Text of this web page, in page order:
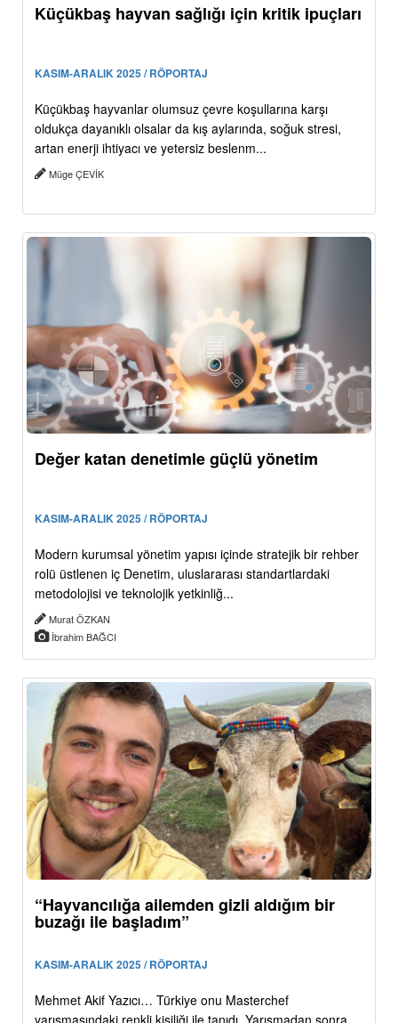
Küçükbaş hayvan sağlığı için kritik ipuçları
KASIM-ARALIK 2025 / RÖPORTAJ
Küçükbaş hayvanlar olumsuz çevre koşullarına karşı
oldukça dayanıklı olsalar da kış aylarında, soğuk stresi,
artan enerji ihtiyacı ve yetersiz beslenm...
Müge ÇEVİK
Değer katan denetimle güçlü yönetim
KASIM-ARALIK 2025 / RÖPORTAJ
Modern kurumsal yönetim yapısı içinde stratejik bir rehber
rolü üstlenen iç Denetim, uluslararası standartlardaki
metodolojisi ve teknolojik yetkinliğ...
Murat ÖZKAN
İbrahim BAĞCI
“Hayvancılığa ailemden gizli aldığım bir
buzağı ile başladım”
KASIM-ARALIK 2025 / RÖPORTAJ
Mehmet Akif Yazıcı… Türkiye onu Masterchef
yarışmasındaki renkli kişiliği ile tanıdı. Yarışmadan sonra